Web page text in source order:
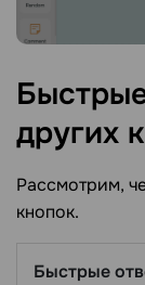
других
Рассмотрим,
кнопок.
Быстрые